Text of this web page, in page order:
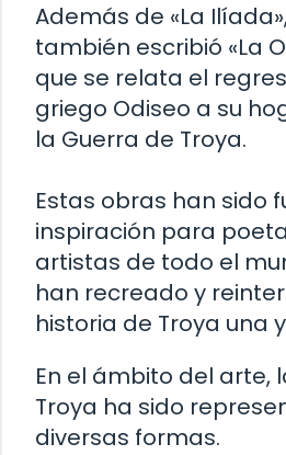
Además de «La
también escribió «La
que se relata el
griego Odiseo a su
la Guerra de Troya.
Estas obras han sido
inspiración para
artistas de todo el
han recreado y
historia de Troya una
En el ámbito del arte,
Troya ha sido
diversas formas.